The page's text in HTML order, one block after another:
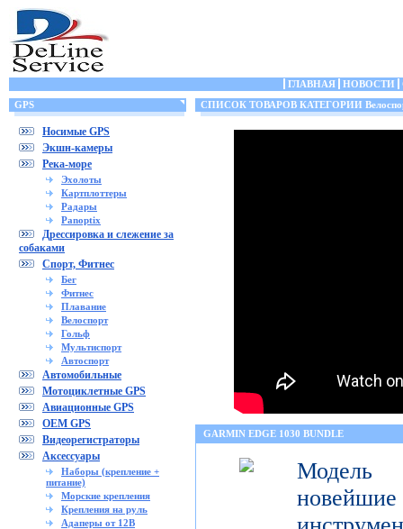
ГЛАВНАЯ НОВОСТИ
GPS
Носимые GPS
Экшн-камеры
Река-море
Эхолоты
Картплоттеры
Радары
Panoptix
Дрессировка и слежение за
собаками
Спорт, Фитнес
Бег
Фитнес
Плавание
Велоспорт
Гольф
Мультиспорт
Автоспорт
Автомобильные
Мотоциклетные GPS
Авиационные GPS
OEM GPS
Видеорегистраторы
Аксессуары
Наборы (крепление +
питание)
Морские крепления
Крепления на руль
Адаперы от 12В
СПИСОК ТОВАРОВ КАТЕГОРИИ
GARMIN EDGE 1030 BUNDLE
Модель